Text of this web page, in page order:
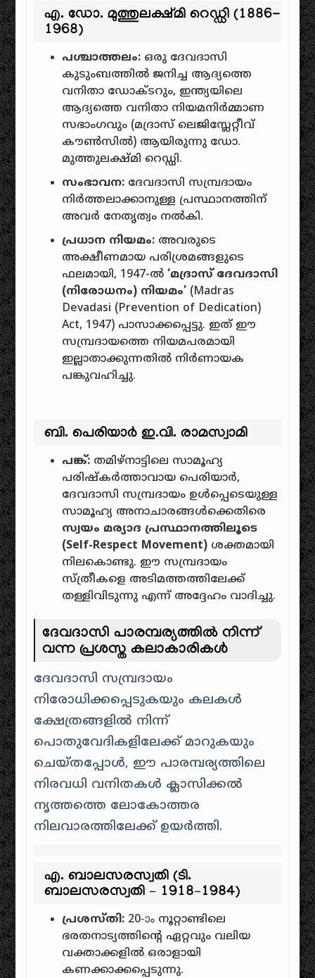
എ. ഡോ. മുത്തുലക്ഷ്മി റെഡ്ഡി (1886-
1968)
പശ്ചാത്തലം: ഒരു ദേവദാസി
കുടുംബത്തിൽ ജനിച്ച ആദ്യത്തെ
വനിതാ ഡോക്ടറും, ഇന്ത്യയിലെ
ആദ്യത്തെ വനിതാ നിയമനിർമ്മാണ
സഭാംഗവും (മദ്രാസ് ലെജിസ്ലേറ്റീവ്
കൗൺസിൽ) ആയിരുന്നു ഡോ.
മുത്തുലക്ഷ്മി റെഡ്ഡി.
സംഭാവന: ദേവദാസി സമ്പ്രദായം
നിർത്തലാക്കാനുള്ള പ്രസ്ഥാനത്തിന്
അവർ നേതൃത്വം നൽകി.
പ്രധാന നിയമം: അവരുടെ
അക്ഷീണമായ പരിശ്രമങ്ങളുടെ
ഫലമായി, 1947-ൽ‘മദ്രാസ് ദേവദാസി
(നിരോധനം) നിയമം’ (Madras
Devadasi (Prevention of Dedication)
Act, 1947) പാസാക്കപ്പെട്ടു. ഇത് ഈ
സമ്പ്രദായത്തെ നിയമപരമായി
ഇല്ലാതാക്കുന്നതിൽ നിർണായക
പങ്കുവഹിച്ചു.
ബി. പെരിയാർ ഇ.വി. രാമസ്വാമി
പങ്ക്: തമിഴ്‌നാട്ടിലെ സാമൂഹ്യ
പരിഷ്കർത്താവായ പെരിയാർ,
ദേവദാസി സമ്പ്രദായം ഉൾപ്പെടെയുള്ള
സാമൂഹ്യ അനാചാരങ്ങൾക്കെതിരെ
സ്വയം മര്യാദ പ്രസ്ഥാനത്തിലൂടെ
(Self-Respect Movement) ശക്തമായി
നിലകൊണ്ടു. ഈ സമ്പ്രദായം
സ്ത്രീകളെ അടിമത്തത്തിലേക്ക്
തള്ളിവിടുന്നു എന്ന് അദ്ദേഹം വാദിച്ചു.
ദേവദാസി പാരമ്പര്യത്തിൽ നിന്ന്
വന്ന പ്രശസ്ത കലാകാരികൾ
ദേവദാസി സമ്പ്രദായം
നിരോധിക്കപ്പെടുകയും കലകൾ
ക്ഷേത്രങ്ങളിൽ നിന്ന്
പൊതുവേദികളിലേക്ക് മാറുകയും
ചെയ്തപ്പോൾ, ഈ പാരമ്പര്യത്തിലെ
നിരവധി വനിതകൾ ക്ലാസിക്കൽ
നൃത്തത്തെ ലോകോത്തര
നിലവാരത്തിലേക്ക് ഉയർത്തി.
എ. ബാലസരസ്വതി (ടി.
ബാലസരസ്വതി – 1918–1984)
പ്രശസ്തി: 20-ാം നൂറ്റാണ്ടിലെ
ഭരതനാട്യത്തിന്റെ ഏറ്റവും വലിയ
വക്താക്കളിൽ ഒരാളായി
കണക്കാക്കപ്പെടുന്നു.